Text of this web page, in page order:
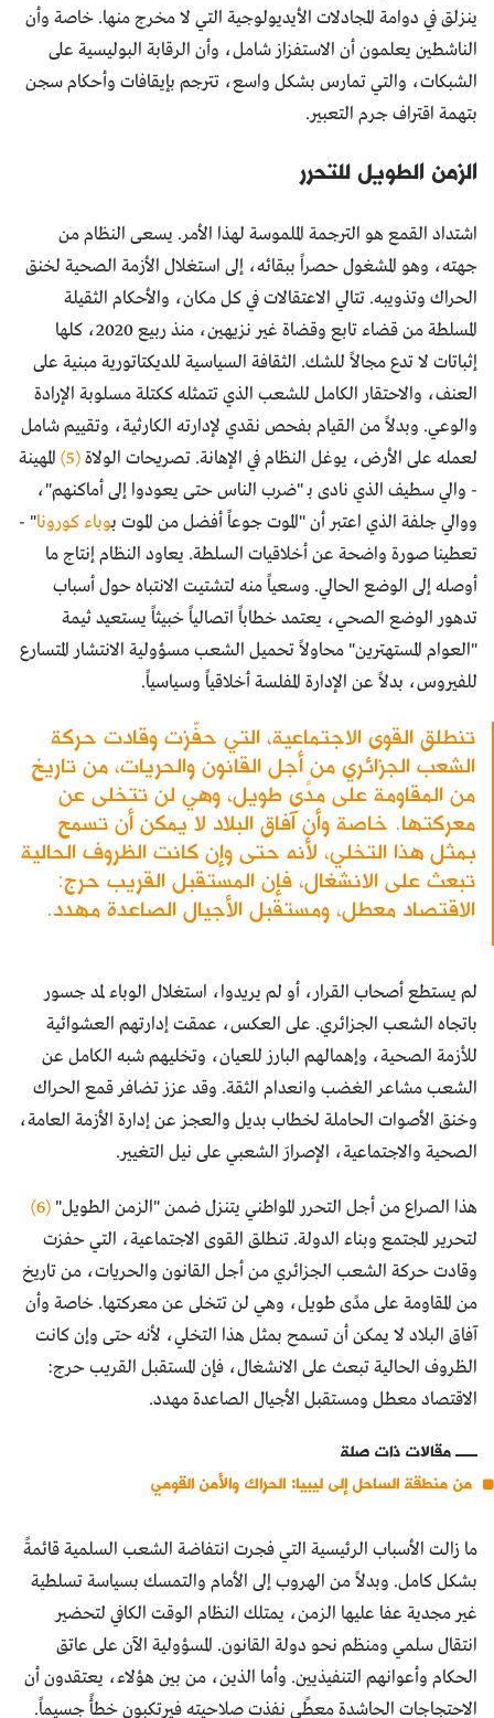
ينزلق في دوامة المجادلات الأيديولوجية التي لا مخرج منها. خاصة وأن
الناشطين يعلمون أن الاستفزاز شامل، وأن الرقابة البوليسية على
الشبكات، والتي تمارس بشكل واسع، تترجم بإيقافات وأحكام سجن
بتهمة اقتراف جرم التعبير.
الزمن الطويل للتحرر
اشتداد القمع هو الترجمة الملموسة لهذا الأمر. يسعى النظام من
جهته، وهو المشغول حصراً ببقائه، إلى استغلال الأزمة الصحية لخنق
الحراك وتذويبه. تتالي الاعتقالات في كل مكان، والأحكام الثقيلة
المسلطة من قضاء تابع وقضاة غير نزيهين، منذ ربيع 2020، كلها
إثباتات لا تدع مجالاً للشك. الثقافة السياسية للديكتاتورية مبنية على
العنف، والاحتقار الكامل للشعب الذي تتمثله ككتلة مسلوبة الإرادة
والوعي. وبدلاً من القيام بفحص نقدي لإدارته الكارثية، وتقييم شامل
لعمله على الأرض، يوغل النظام في الإهانة. تصريحات الولاة(5)
المهينة
- والي سطيف الذي نادى بـ "ضرب الناس حتى يعودوا إلى أماكنهم"،
ووالي جلفة الذي اعتبر أن "الموت جوعاً أفضل من الموت بوباء كورونا" -
تعطينا صورة واضحة عن أخلاقيات السلطة. يعاود النظام إنتاج ما
أوصله إلى الوضع الحالي. وسعياً منه لتشتيت الانتباه حول أسباب
تدهور الوضع الصحي، يعتمد خطاباً اتصالياً خبيثاً يستعيد ثيمة
"العوام المستهترين" محاولاً تحميل الشعب مسؤولية الانتشار المتسارع
للفيروس، بدلاً عن الإدارة المفلسة أخلاقياً وسياسياً.
تنطلق القوى الاجتماعية، التي حفّزت وقادت حركة
الشعب الجزائري من أجل القانون والحريات، من تاريخ
من المقاومة على مدًى طويل، وهي لن تتخلى عن
معركتها. خاصة وأن آفاق البلاد لا يمكن أن تسمح
بمثل هذا التخلي، لأنه حتى وإن كانت الظروف الحالية
تبعث على الانشغال، فإن المستقبل القريب حرج:
الاقتصاد معطل، ومستقبل الأجيال الصاعدة مهدد.
لم يستطع أصحاب القرار، أو لم يريدوا، استغلال الوباء لمد جسور
باتجاه الشعب الجزائري. على العكس، عمقت إدارتهم العشوائية
للأزمة الصحية، وإهمالهم البارز للعيان، وتخليهم شبه الكامل عن
الشعب مشاعر الغضب وانعدام الثقة. وقد عزز تضافر قمع الحراك
وخنق الأصوات الحاملة لخطاب بديل والعجز عن إدارة الأزمة العامة،
الصحية والاجتماعية، الإصرارَ الشعبي على نيل التغيير.
هذا الصراع من أجل التحرر المواطني يتنزل ضمن "الزمن الطويل" (6)
لتحرير المجتمع وبناء الدولة. تنطلق القوى الاجتماعية، التي حفزت
وقادت حركة الشعب الجزائري من أجل القانون والحريات، من تاريخ
من المقاومة على مدًى طويل، وهي لن تتخلى عن معركتها. خاصة وأن
آفاق البلاد لا يمكن أن تسمح بمثل هذا التخلي، لأنه حتى وإن كانت
الظروف الحالية تبعث على الانشغال، فإن المستقبل القريب حرج:
الاقتصاد معطل ومستقبل الأجيال الصاعدة مهدد.
مقالات ذات صلة
من منطقة الساحل إلى ليبيا: الحراك والأمن القومي
ما زالت الأسباب الرئيسية التي فجرت انتفاضة الشعب السلمية قائمةً
بشكل كامل. وبدلاً من الهروب إلى الأمام والتمسك بسياسة تسلطية
غير مجدية عفا عليها الزمن، يمتلك النظام الوقت الكافي لتحضير
انتقال سلمي ومنظم نحو دولة القانون. المسؤولية الآن على عاتق
الحكام وأعوانهم التنفيذيين. وأما الذين، من بين هؤلاء، يعتقدون أن
الاحتجاجات الحاشدة معطًى نفذت صلاحيته فيرتكبون خطأً جسيماً.